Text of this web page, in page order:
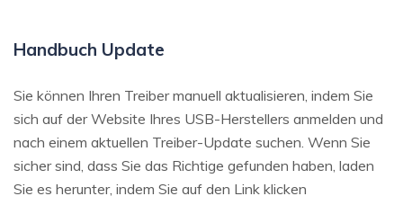
Handbuch Update
Sie können Ihren Treiber manuell aktualisieren, indem Sie
sich auf der Website Ihres USB-Herstellers anmelden und
nach einem aktuellen Treiber-Update suchen. Wenn Sie
sicher sind, dass Sie das Richtige gefunden haben, laden
Sie es herunter, indem Sie auf den Link klicken